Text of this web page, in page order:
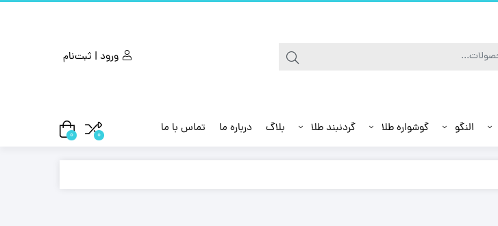
ورود | ثبت‌نام
النگو گوشواره طلا گردنبند طلا بلاگ درباره ما تماس با ما 0
0